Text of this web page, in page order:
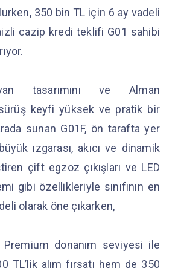
350 bin TL için 6 ay vadeli
cazip kredi teklifi G01 sahibi
tasarımını ve Alman
keyfi yüksek ve pratik bir
sunan G01F, ön tarafta yer
ızgarası, akıcı ve dinamik
çift egzoz çıkışları ve LED
gibi özellikleriyle sınıfının en
olarak öne çıkarken,
Premium donanım seviyesi ile
TL’lik alım fırsatı hem de 350